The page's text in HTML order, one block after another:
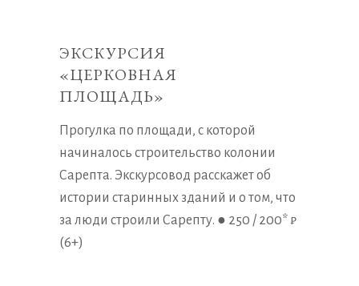
ЭКСКУРСИЯ
«ЦЕРКОВНАЯ
ПЛОЩАДЬ»
Прогулка по площади, с которой
начиналось строительство колонии
Сарепта. Экскурсовод расскажет об
истории старинных зданий и о том, что
за люди строили Сарепту. ● 250 / 200* ₽
(6+)